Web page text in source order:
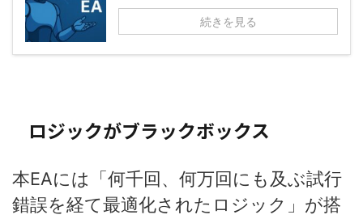
続きを見る
ロジックがブラックボックス
本EAには「何千回、何万回にも及ぶ試行
錯誤を経て最適化されたロジック」が搭